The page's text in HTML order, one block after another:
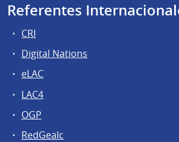
Referentes
CRI
Digital Nations
eLAC
LAC4
OGP
RedGealc